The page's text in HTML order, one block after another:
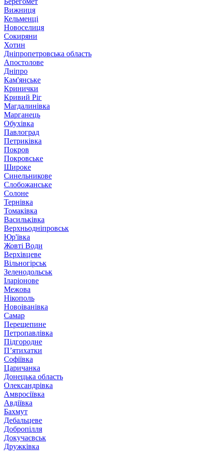
Вижниця
Кельменці
Новоселиця
Сокиряни
Хотин
Дніпропетровська область
Апостолове
Дніпро
Кам'янське
Кринички
Кривий Ріг
Магдалинівка
Марганець
Обухівка
Павлоград
Петриківка
Покров
Покровське
Широке
Синельникове
Слобожанське
Солоне
Тернівка
Томаківка
Васильківка
Верхньодніпровськ
Юр'ївка
Жовті Води
Верхівцеве
Вільногірськ
Зеленодольськ
Іларіонове
Межова
Нікополь
Новоіванівка
Самар
Перещепине
Петропавлівка
Підгородне
П’ятихатки
Софіївка
Царичанка
Донецька область
Олександрівка
Амвросіївка
Авдіївка
Бахмут
Дебальцеве
Добропілля
Докучаєвськ
Дружківка